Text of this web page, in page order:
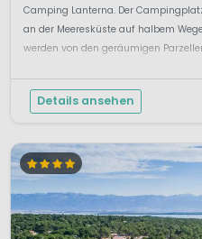
Camping Lanterna. Der
an der Meeresküste auf halbem
werden von den geräumigen
Details ansehen